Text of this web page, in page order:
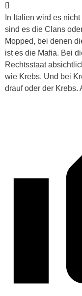
In Italien wird es
sind es die Clans
Mopped, bei denen
ist es die Mafia. Bei
Rechtsstaat
wie Krebs. Und bei
drauf oder der Krebs.